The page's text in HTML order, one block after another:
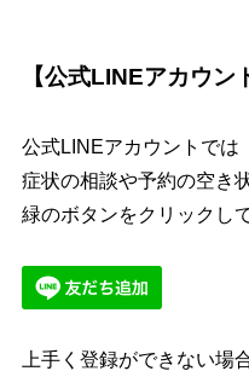
【公式LINEアカウン
公式LINEアカウントでは
症状の相談や予約の空き
緑のボタンをクリックし
上手く登録ができない場